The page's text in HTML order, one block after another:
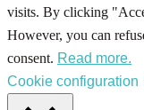
visits. By clicking
However, you can
consent. Read more.
Cookie configuration